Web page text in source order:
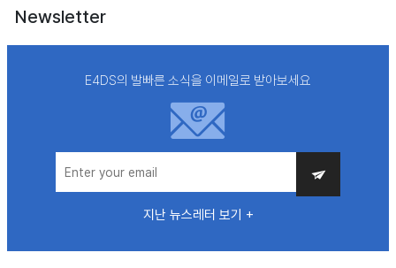
Newsletter
E4DS의 발빠른 소식을 이메일로 받아보세요
지난 뉴스레터 보기 +